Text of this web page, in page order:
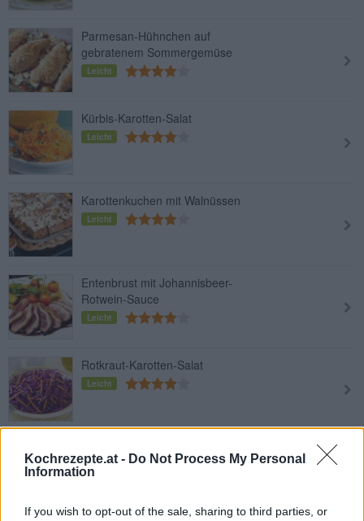
Kochrezepte.at - Do Not Process My Personal
Information
If you wish to opt-out of the sale, sharing to third parties, or
Parmesan-Hühnchen auf
gebratenem Sommergemüse
Leicht
Kürbis-Karotten-Salat
Leicht
Karottenkuchen mit Walnüssen
Leicht
Entenbrust mit Johannisbeer-
Rotwein-Sauce
Leicht
Rotkraut-Karotten-Salat
Leicht
Leicht